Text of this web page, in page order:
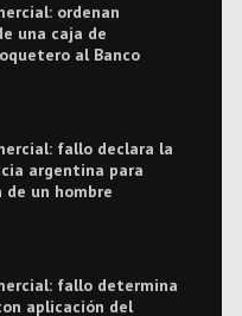
ordenan
una caja de
al Banco
fallo declara la
argentina para
un hombre
fallo determina
aplicación del